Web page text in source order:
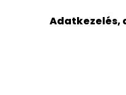
Adatkezelés,